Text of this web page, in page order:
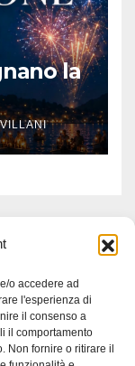
o accedere ad
l'esperienza di
il consenso a
il comportamento
Non fornire o ritirare il
la